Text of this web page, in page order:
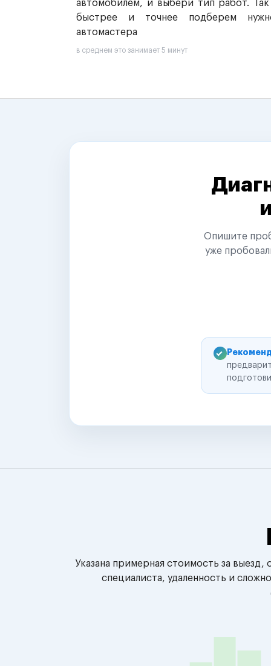
автомобилем, и выбери тип работ.
быстрее и точнее подберем
автомастера
в среднем это занимает 5 минут
Опишите
уже
Указана примерная стоимость за
специалиста, удаленность и